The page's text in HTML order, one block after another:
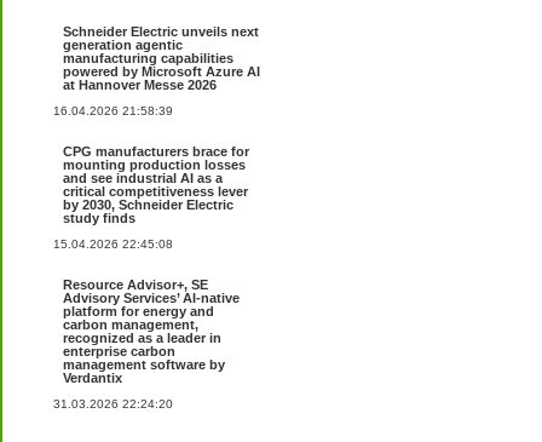
Schneider Electric unveils next
generation agentic
manufacturing capabilities
powered by Microsoft Azure AI
at Hannover Messe 2026
16.04.2026 21:58:39
CPG manufacturers brace for
mounting production losses
and see industrial AI as a
critical competitiveness lever
by 2030, Schneider Electric
study finds
15.04.2026 22:45:08
Resource Advisor+, SE
Advisory Services’ AI-native
platform for energy and
carbon management,
recognized as a leader in
enterprise carbon
management software by
Verdantix
31.03.2026 22:24:20